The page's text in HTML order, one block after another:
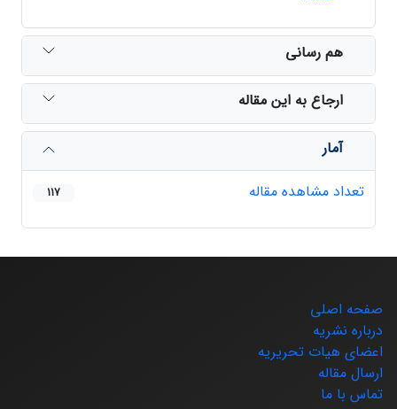
هم رسانی
ارجاع به این مقاله
آمار
تعداد مشاهده مقاله
117
صفحه اصلی
درباره نشریه
اعضای هیات تحریریه
ارسال مقاله
تماس با ما